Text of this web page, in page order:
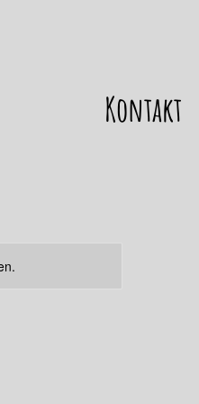
Kontakt